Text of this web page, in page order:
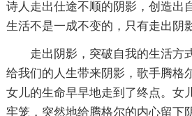
诗人走出仕途不顺的阴影，创造出
生活不是一成不变的，只有走出阴
走出阴影，突破自我的生活方
给我们的人生带来阴影，歌手腾格
女儿的生命早早地走到了终点。女
牢笼，突然地给腾格尔的内心留下